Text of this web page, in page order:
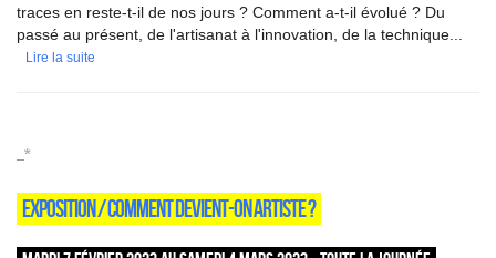
traces en reste-t-il de nos jours ? Comment a-t-il évolué ? Du
passé au présent, de l'artisanat à l'innovation, de la technique...
Lire la suite
_*
EXPOSITION / COMMENT DEVIENT-ON ARTISTE ?